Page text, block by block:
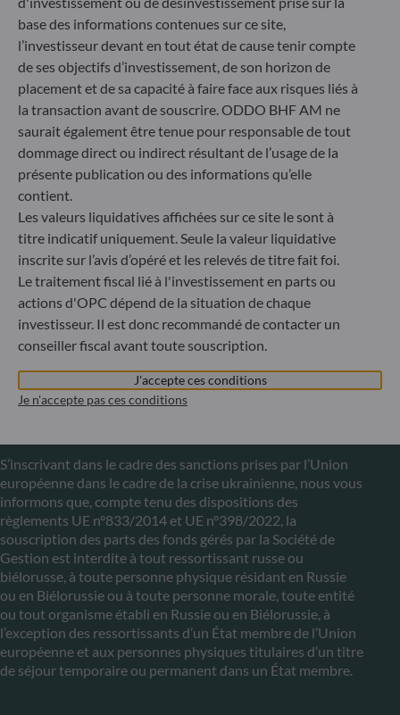
60329 Frankfurt am Main
Allemagne
+49 (0) 69 920 50 0
Société de Gestion de Portefeuille agréée par la
Bundesanstalt für Finanzdienstleistungsaufsicht (« BaFin »)
Enregistrement commercial : HRB 11971 tribunal local de
Düsseldorf
ODDO BHF Asset Management LUX
6, rue Gabriel Lippmann
L-5365 Munsbach
Luxembourg
+352 45 76 76 245
Enregistré au registre du commerce et des sociétés de
Luxembourg sous le numéro B 29891 Agréé et supervisé
(CSSF)
S’inscrivant dans le cadre des sanctions prises par l’Union
européenne dans le cadre de la crise ukrainienne, nous vous
informons que, compte tenu des dispositions des
règlements UE n°833/2014 et UE n°398/2022, la
souscription des parts des fonds gérés par la Société de
Gestion est interdite à tout ressortissant russe ou
biélorusse, à toute personne physique résidant en Russie
ou en Biélorussie ou à toute personne morale, toute entité
ou tout organisme établi en Russie ou en Biélorussie, à
l’exception des ressortissants d’un État membre de l’Union
européenne et aux personnes physiques titulaires d’un titre
de séjour temporaire ou permanent dans un État membre.
base des informations contenues sur ce site,
l’investisseur devant en tout état de cause tenir compte
de ses objectifs d’investissement, de son horizon de
placement et de sa capacité à faire face aux risques liés à
la transaction avant de souscrire. ODDO BHF AM ne
saurait également être tenue pour responsable de tout
dommage direct ou indirect résultant de l’usage de la
présente publication ou des informations qu’elle
contient.
Les valeurs liquidatives affichées sur ce site le sont à
titre indicatif uniquement. Seule la valeur liquidative
inscrite sur l’avis d’opéré et les relevés de titre fait foi.
Le traitement fiscal lié à l'investissement en parts ou
actions d'OPC dépend de la situation de chaque
investisseur. Il est donc recommandé de contacter un
conseiller fiscal avant toute souscription.
J'accepte ces conditions
Je n'accepte pas ces conditions